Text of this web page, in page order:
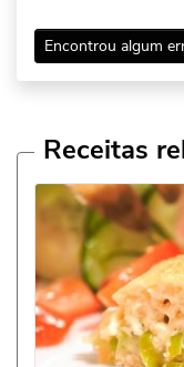
Encontrou algum
Receitas